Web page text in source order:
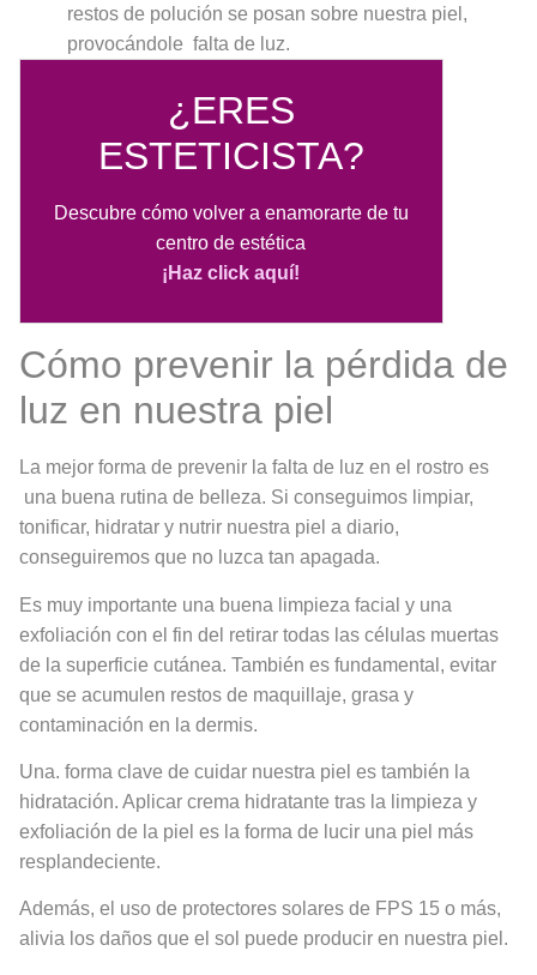
restos de polución se posan sobre nuestra piel,
provocándole falta de luz.
¿ERES
ESTETICISTA?
Descubre cómo volver a enamorarte de tu
centro de estética
¡Haz click aquí!
Cómo prevenir la pérdida de
luz en nuestra piel
La mejor forma de prevenir la falta de luz en el rostro es
una buena rutina de belleza. Si conseguimos limpiar,
tonificar, hidratar y nutrir nuestra piel a diario,
conseguiremos que no luzca tan apagada.
Es muy importante una buena limpieza facial y una
exfoliación con el fin del retirar todas las células muertas
de la superficie cutánea. También es fundamental, evitar
que se acumulen restos de maquillaje, grasa y
contaminación en la dermis.
Una. forma clave de cuidar nuestra piel es también la
hidratación. Aplicar crema hidratante tras la limpieza y
exfoliación de la piel es la forma de lucir una piel más
resplandeciente.
Además, el uso de protectores solares de FPS 15 o más,
alivia los daños que el sol puede producir en nuestra piel.